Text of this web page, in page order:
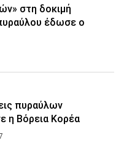
στη δοκιμή
έδωσε ο
πυραύλων
η Βόρεια Κορέα